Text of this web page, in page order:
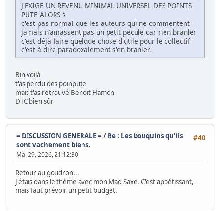
J'EXIGE UN REVENU MINIMAL UNIVERSEL DES POINTS
PUTE ALORS §
c'est pas normal que les auteurs qui ne commentent
jamais n'amassent pas un petit pécule car rien branler
c'est déjà faire quelque chose d'utile pour le collectif
c'est à dire paradoxalement s'en branler.
Bin voilà
t'as perdu des poinpute
mais t'as retrouvé Benoit Hamon
DTC bien sûr
#40
= DISCUSSION GENERALE = / Re : Les bouquins qu'ils
sont vachement biens.
Mai 29, 2026, 21:12:30
Retour au goudron...
J'étais dans le thème avec mon Mad Saxe. C'est appétissant,
mais faut prévoir un petit budget.